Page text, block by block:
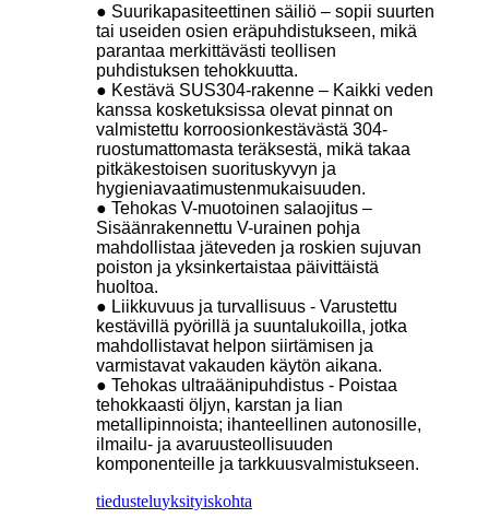
● Suurikapasiteettinen säiliö – sopii suurten
tai useiden osien eräpuhdistukseen, mikä
parantaa merkittävästi teollisen
puhdistuksen tehokkuutta.
● Kestävä SUS304-rakenne – Kaikki veden
kanssa kosketuksissa olevat pinnat on
valmistettu korroosionkestävästä 304-
ruostumattomasta teräksestä, mikä takaa
pitkäkestoisen suorituskyvyn ja
hygieniavaatimustenmukaisuuden.
● Tehokas V-muotoinen salaojitus –
Sisäänrakennettu V-urainen pohja
mahdollistaa jäteveden ja roskien sujuvan
poiston ja yksinkertaistaa päivittäistä
huoltoa.
● Liikkuvuus ja turvallisuus - Varustettu
kestävillä pyörillä ja suuntalukoilla, jotka
mahdollistavat helpon siirtämisen ja
varmistavat vakauden käytön aikana.
● Tehokas ultraäänipuhdistus - Poistaa
tehokkaasti öljyn, karstan ja lian
metallipinnoista; ihanteellinen autonosille,
ilmailu- ja avaruusteollisuuden
komponenteille ja tarkkuusvalmistukseen.
tiedusteluyksityiskohta